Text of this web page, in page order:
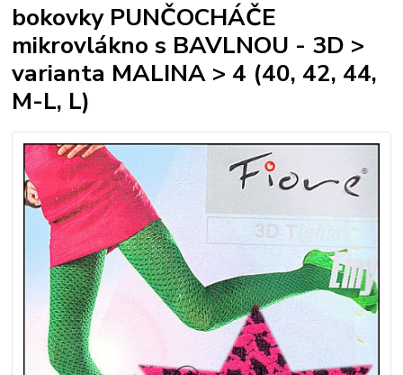
bokovky PUNČOCHÁČE
mikrovlákno s BAVLNOU - 3D >
varianta MALINA > 4 (40, 42, 44,
M-L, L)